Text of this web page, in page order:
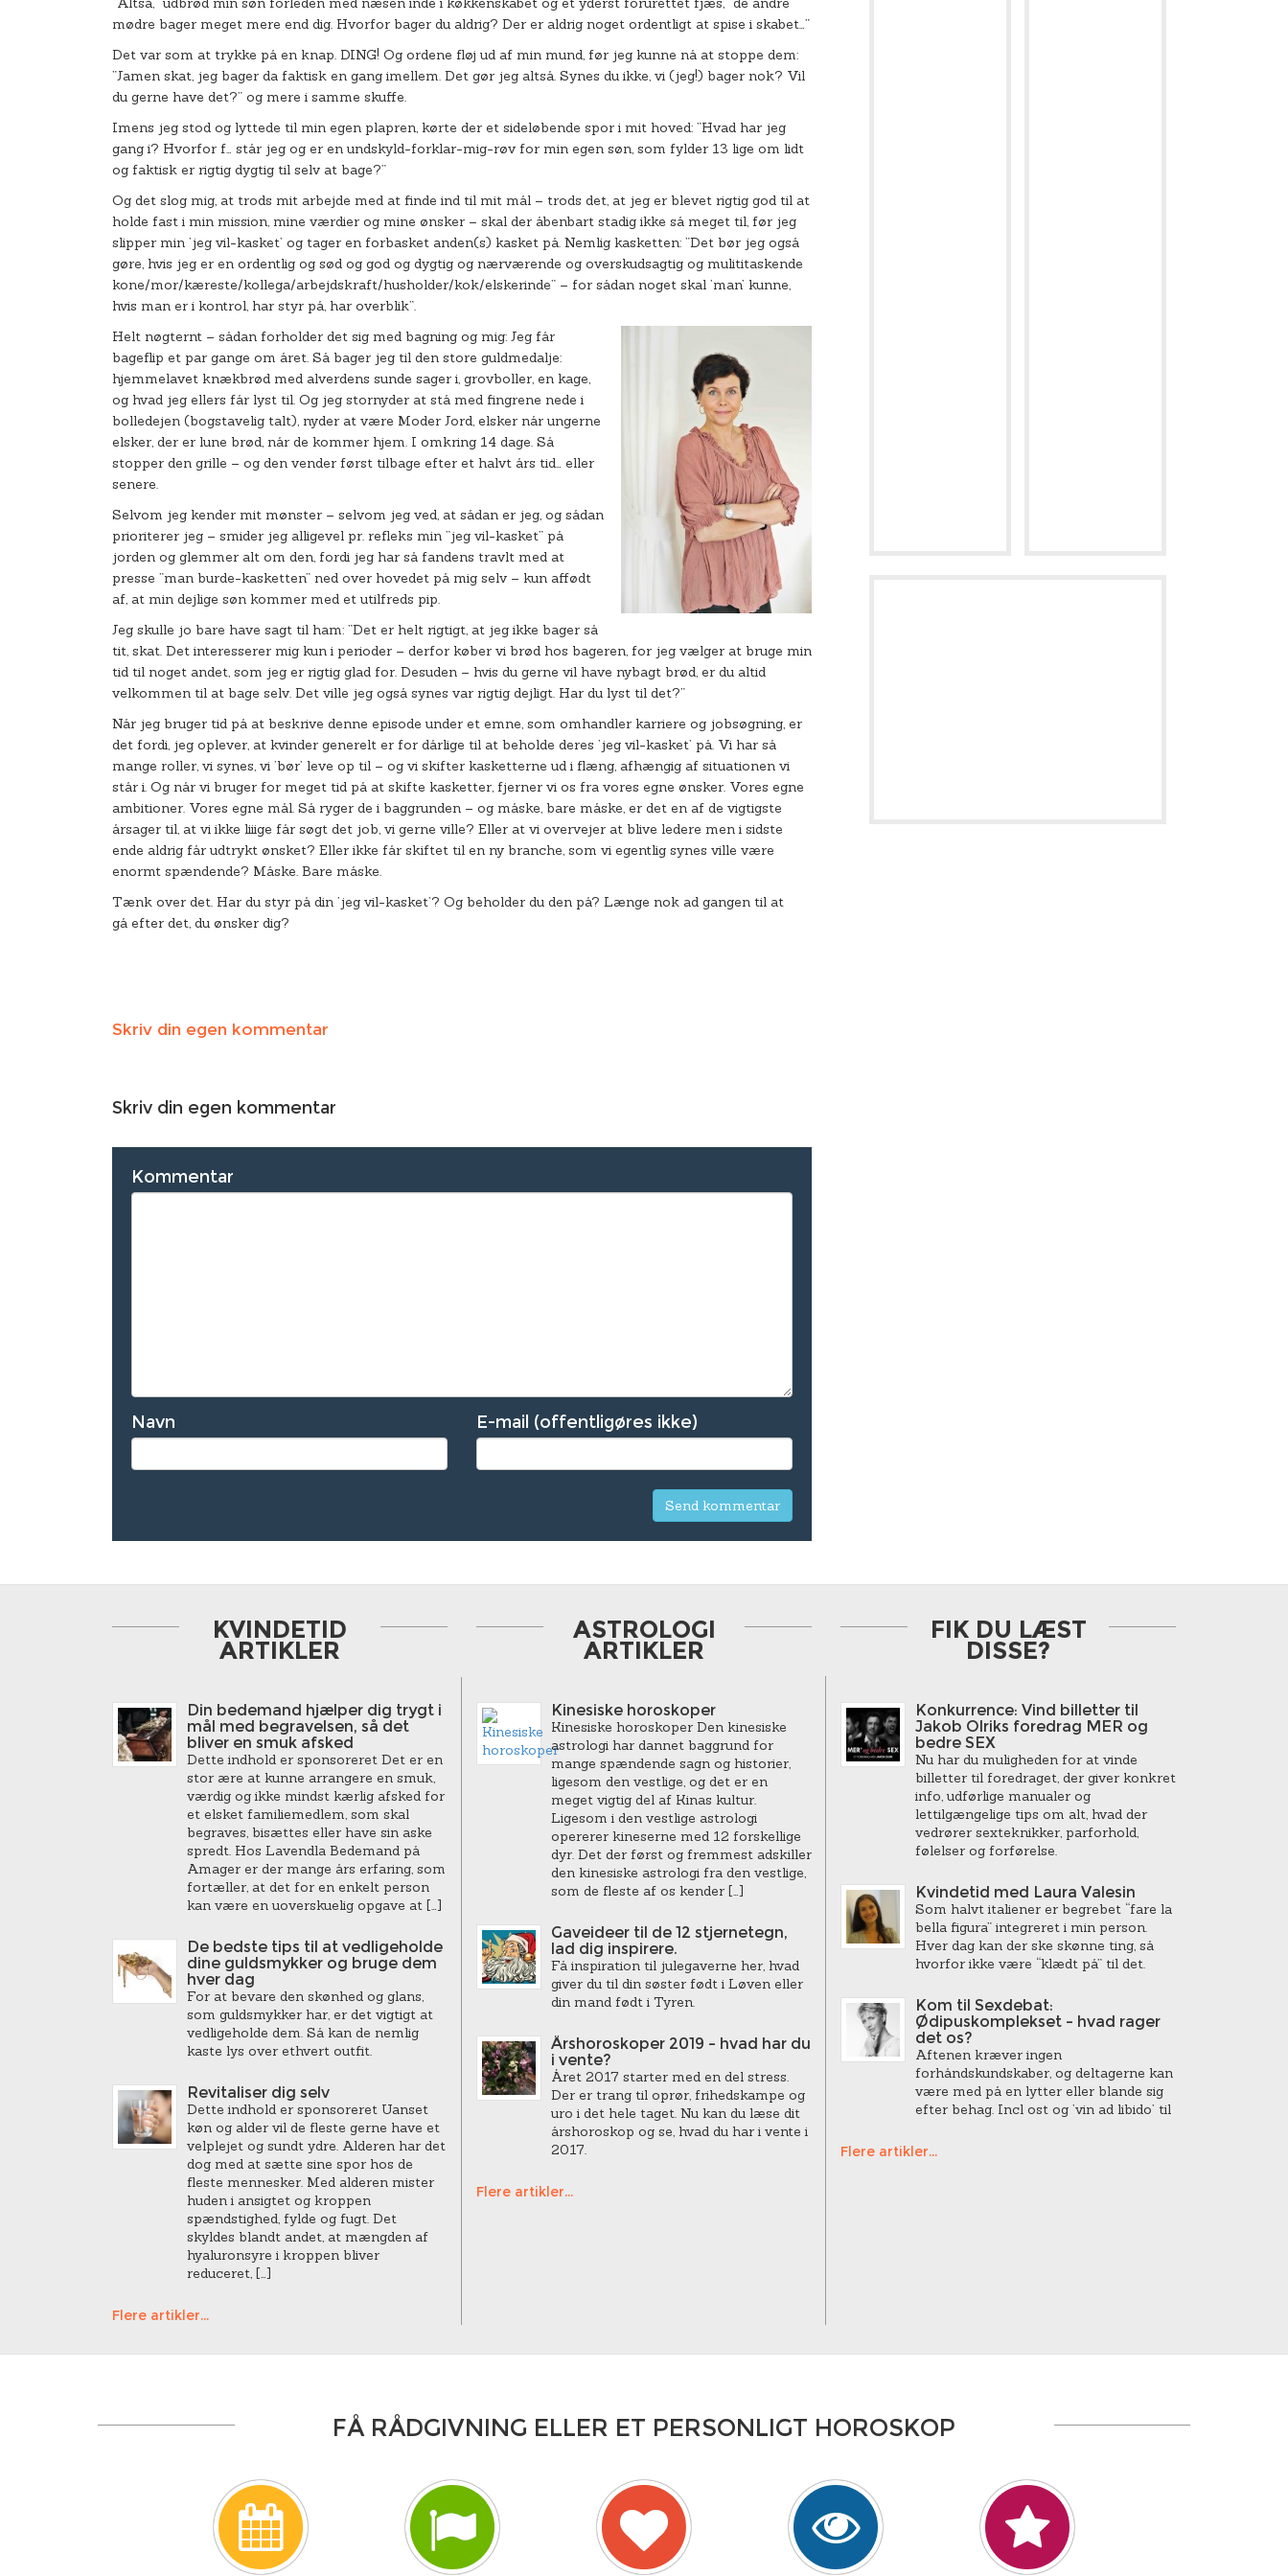
mødre bager meget mere end dig. Hvorfor bager du aldrig? Der er aldrig noget ordentligt at spise i skabet…”
Det var som at trykke på en knap. DING! Og ordene fløj ud af min mund, før jeg kunne nå at stoppe dem:
”Jamen skat, jeg bager da faktisk en gang imellem. Det gør jeg altså. Synes du ikke, vi (jeg!) bager nok? Vil
du gerne have det?” og mere i samme skuffe.
Imens jeg stod og lyttede til min egen plapren, kørte der et sideløbende spor i mit hoved: ”Hvad har jeg
gang i? Hvorfor f… står jeg og er en undskyld-forklar-mig-røv for min egen søn, som fylder 13 lige om lidt
og faktisk er rigtig dygtig til selv at bage?”
Og det slog mig, at trods mit arbejde med at finde ind til mit mål – trods det, at jeg er blevet rigtig god til at
holde fast i min mission, mine værdier og mine ønsker – skal der åbenbart stadig ikke så meget til, før jeg
slipper min ’jeg vil-kasket’ og tager en forbasket anden(s) kasket på. Nemlig kasketten: ”Det bør jeg også
gøre, hvis jeg er en ordentlig og sød og god og dygtig og nærværende og overskudsagtig og mulititaskende
kone/mor/kæreste/kollega/arbejdskraft/husholder/kok/elskerinde” – for sådan noget skal ’man’ kunne,
hvis man er i kontrol, har styr på, har overblik”.
Helt nøgternt – sådan forholder det sig med bagning og mig: Jeg får
bageflip et par gange om året. Så bager jeg til den store guldmedalje:
hjemmelavet knækbrød med alverdens sunde sager i, grovboller, en kage,
og hvad jeg ellers får lyst til. Og jeg stornyder at stå med fingrene nede i
bolledejen (bogstavelig talt), nyder at være Moder Jord, elsker når ungerne
elsker, der er lune brød, når de kommer hjem. I omkring 14 dage. Så
stopper den grille – og den vender først tilbage efter et halvt års tid… eller
senere.
Selvom jeg kender mit mønster – selvom jeg ved, at sådan er jeg, og sådan
prioriterer jeg – smider jeg alligevel pr. refleks min ”jeg vil-kasket” på
jorden og glemmer alt om den, fordi jeg har så fandens travlt med at
presse ”man burde-kasketten” ned over hovedet på mig selv – kun affødt
af, at min dejlige søn kommer med et utilfreds pip.
Jeg skulle jo bare have sagt til ham: ”Det er helt rigtigt, at jeg ikke bager så
tit, skat. Det interesserer mig kun i perioder – derfor køber vi brød hos bageren, for jeg vælger at bruge min
tid til noget andet, som jeg er rigtig glad for. Desuden – hvis du gerne vil have nybagt brød, er du altid
velkommen til at bage selv. Det ville jeg også synes var rigtig dejligt. Har du lyst til det?”
Når jeg bruger tid på at beskrive denne episode under et emne, som omhandler karriere og jobsøgning, er
det fordi, jeg oplever, at kvinder generelt er for dårlige til at beholde deres ’jeg vil-kasket’ på. Vi har så
mange roller, vi synes, vi ’bør’ leve op til – og vi skifter kasketterne ud i flæng, afhængig af situationen vi
står i. Og når vi bruger for meget tid på at skifte kasketter, fjerner vi os fra vores egne ønsker. Vores egne
ambitioner. Vores egne mål. Så ryger de i baggrunden – og måske, bare måske, er det en af de vigtigste
årsager til, at vi ikke liiige får søgt det job, vi gerne ville? Eller at vi overvejer at blive ledere men i sidste
ende aldrig får udtrykt ønsket? Eller ikke får skiftet til en ny branche, som vi egentlig synes ville være
enormt spændende? Måske. Bare måske.
Tænk over det. Har du styr på din ’jeg vil-kasket’? Og beholder du den på? Længe nok ad gangen til at
gå efter det, du ønsker dig?
Skriv din egen kommentar
Skriv din egen kommentar
Kommentar
Navn E-mail (offentligøres ikke)
KVINDETID
ARTIKLER
Din bedemand hjælper dig trygt i
mål med begravelsen, så det
bliver en smuk afsked
Dette indhold er sponsoreret Det er en
stor ære at kunne arrangere en smuk,
værdig og ikke mindst kærlig afsked for
et elsket familiemedlem, som skal
begraves, bisættes eller have sin aske
spredt. Hos Lavendla Bedemand på
Amager er der mange års erfaring, som
fortæller, at det for en enkelt person
kan være en uoverskuelig opgave at […]
De bedste tips til at vedligeholde
dine guldsmykker og bruge dem
hver dag
For at bevare den skønhed og glans,
som guldsmykker har, er det vigtigt at
vedligeholde dem. Så kan de nemlig
kaste lys over ethvert outfit.
Revitaliser dig selv
Dette indhold er sponsoreret Uanset
køn og alder vil de fleste gerne have et
velplejet og sundt ydre. Alderen har det
dog med at sætte sine spor hos de
fleste mennesker. Med alderen mister
huden i ansigtet og kroppen
spændstighed, fylde og fugt. Det
skyldes blandt andet, at mængden af
hyaluronsyre i kroppen bliver
reduceret, […]
Flere artikler...
ASTROLOGI
ARTIKLER
Kinesiske horoskoper
Kinesiske horoskoper Den kinesiske
astrologi har dannet baggrund for
mange spændende sagn og historier,
ligesom den vestlige, og det er en
meget vigtig del af Kinas kultur.
Ligesom i den vestlige astrologi
opererer kineserne med 12 forskellige
dyr. Det der først og fremmest adskiller
den kinesiske astrologi fra den vestlige,
som de fleste af os kender […]
Gaveideer til de 12 stjernetegn,
lad dig inspirere.
Få inspiration til julegaverne her, hvad
giver du til din søster født i Løven eller
din mand født i Tyren.
Årshoroskoper 2019 – hvad har du
i vente?
Året 2017 starter med en del stress.
Der er trang til oprør, frihedskampe og
uro i det hele taget. Nu kan du læse dit
årshoroskop og se, hvad du har i vente i
2017.
Flere artikler...
FIK DU LÆST
DISSE?
Konkurrence: Vind billetter til
Jakob Olriks foredrag MER og
bedre SEX
Nu har du muligheden for at vinde
billetter til foredraget, der giver konkret
info, udførlige manualer og
lettilgængelige tips om alt, hvad der
vedrører sexteknikker, parforhold,
følelser og forførelse.
Kvindetid med Laura Valesin
Som halvt italiener er begrebet “fare la
bella figura” integreret i min person.
Hver dag kan der ske skønne ting, så
hvorfor ikke være “klædt på” til det.
Kom til Sexdebat:
Ødipuskomplekset – hvad rager
det os?
Aftenen kræver ingen
forhåndskundskaber, og deltagerne kan
være med på en lytter eller blande sig
efter behag. Incl ost og ’vin ad libido’ til
Flere artikler...
FÅ RÅDGIVNING ELLER ET PERSONLIGT HOROSKOP